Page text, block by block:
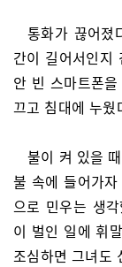
통화가 끊어졌
간이 길어서인지
안 빈 스마트폰
끄고 침대에 누웠
불이 켜 있을
불 속에 들어가
으로 민우는 생
이 벌인 일에 휘
조심하면 그녀